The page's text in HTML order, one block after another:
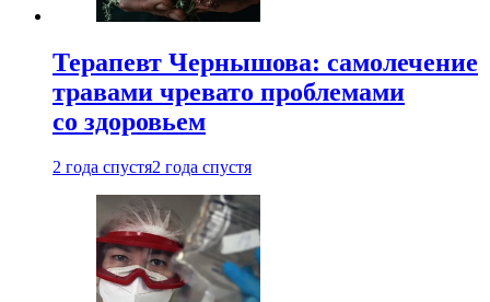
Терапевт Чернышова: самолечение
травами чревато проблемами
со здоровьем
2 года спустя2 года спустя